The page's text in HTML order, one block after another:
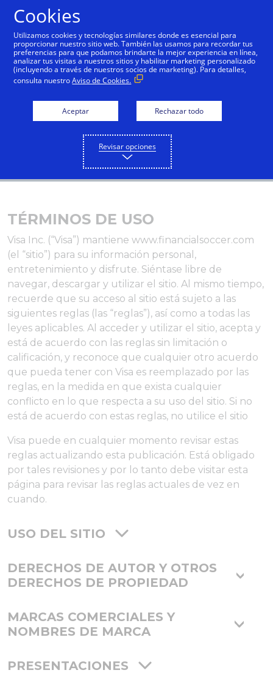
Español
TÉRMINOS DE USO
Visa Inc. (“Visa”) mantiene www.financialsoccer.com
(el “sitio”) para su información personal,
entretenimiento y disfrute. Siéntase libre de
navegar, descargar y utilizar el sitio. Al mismo tiempo,
recuerde que su acceso al sitio está sujeto a las
siguientes reglas (las “reglas”), así como a todas las
leyes aplicables. Al acceder y utilizar el sitio, acepta y
está de acuerdo con las reglas sin limitación o
calificación, y reconoce que cualquier otro acuerdo
que pueda tener con Visa es reemplazado por las
reglas, en la medida en que exista cualquier
conflicto en lo que respecta a su uso del sitio. Si no
está de acuerdo con estas reglas, no utilice el sitio
Visa puede en cualquier momento revisar estas
reglas actualizando esta publicación. Está obligado
por tales revisiones y por lo tanto debe visitar esta
página para revisar las reglas actuales de vez en
cuando.
USO DEL SITIO
DERECHOS DE AUTOR Y OTROS
DERECHOS DE PROPIEDAD
MARCAS COMERCIALES Y
NOMBRES DE MARCA
PRESENTACIONES
Cookies
Utilizamos cookies y tecnologías similares donde es esencial para
proporcionar nuestro sitio web. También las usamos para recordar tus
preferencias para que podamos brindarte la mejor experiencia en línea,
analizar tus visitas a nuestros sitios y habilitar marketing personalizado
(incluyendo a través de nuestros socios de marketing). Para detalles,
consulta nuestroAviso de Cookies.
Aceptar Rechazar todo
Revisar opciones